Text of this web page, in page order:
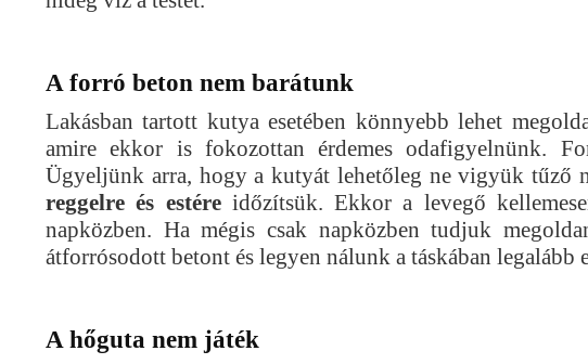
A forró beton nem barátunk
Lakásban tartott kutya esetében könnyebb lehet
amire ekkor is fokozottan érdemes odafigyelnünk.
Ügyeljünk arra, hogy a kutyát lehetőleg ne vigyük tűző
reggelre és estéreidőzítsük. Ekkor a levegő
napközben. Ha mégis csak napközben tudjuk
átforrósodott betont és legyen nálunk a táskában legalább
A hőguta nem játék